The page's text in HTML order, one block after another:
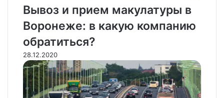
Вывоз и прием макулатуры в
Воронеже: в какую компанию
обратиться?
28.12.2020